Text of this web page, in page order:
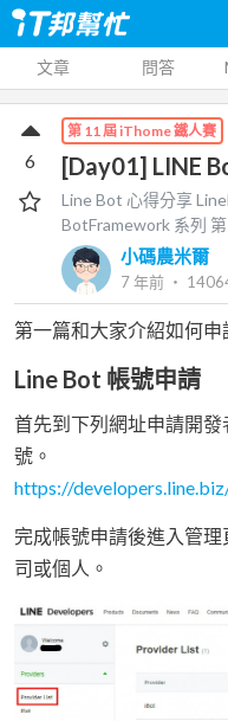
文章 問答
第 11 屆 iThome 鐵人賽
[Day01] LINE
Line Bot 心得分享
BotFramework 系列 第
小碼農米爾
7 年前 ‧
6
第一篇和大家介紹如何申
Line Bot 帳號申請
首先到下列網址申請開發
號。
https://
完成帳號申請後進入管
司或個人。